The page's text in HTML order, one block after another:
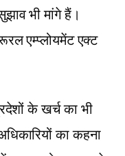
भी मांगे हैं।
एम्प्लोयमेंट एक्ट
के खर्च का भी
का कहना